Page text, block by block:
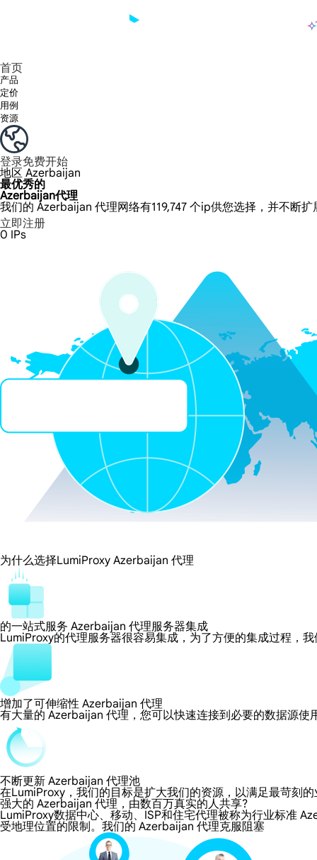
首页
产品
定价
用例
资源
登录免费开始
地区 Azerbaijan
最优秀的
Azerbaijan代理
我们的 Azerbaijan 代理网络有119,747 个ip供您选择，并不断
立即注册
0 IPs
为什么选择LumiProxy Azerbaijan 代理
的一站式服务 Azerbaijan 代理服务器集成
LumiProxy的代理服务器很容易集成，为了方便的集成过程，
增加了可伸缩性 Azerbaijan 代理
有大量的 Azerbaijan 代理，您可以快速连接到必要的数据源
不断更新 Azerbaijan 代理池
在LumiProxy，我们的目标是扩大我们的资源，以满足最苛刻
强大的 Azerbaijan 代理，由数百万真实的人共享?
LumiProxy数据中心、移动、ISP和住宅代理被称为行业标准
受地理位置的限制。我们的 Azerbaijan 代理克服阻塞